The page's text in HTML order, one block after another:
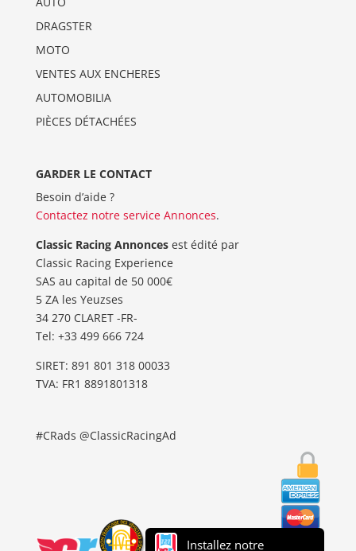
DRAGSTER
MOTO
VENTES AUX ENCHERES
AUTOMOBILIA
PIÈCES DÉTACHÉES
GARDER LE CONTACT
Besoin d’aide ?
Contactez notre service Annonces.
Classic Racing Annoncesest édité par
Classic Racing Experience
SAS au capital de 50 000€
5 ZA les Yeuzses
34 270 CLARET -FR-
Tel: ‭+33 499 666 724‬
SIRET: 891 801 318 00033
TVA: FR1 8891801318
#CRads @ClassicRacingAd
Installez notre